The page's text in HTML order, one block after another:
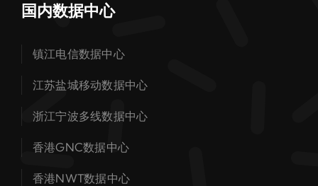
国内数据中心
镇江电信数据中心
江苏盐城移动数据中心
浙江宁波多线数据中心
香港GNC数据中心
香港NWT数据中心